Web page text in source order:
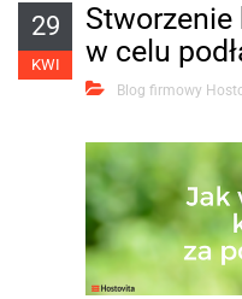
29
KWI
Stworzenie
w celu
Blog firmowy